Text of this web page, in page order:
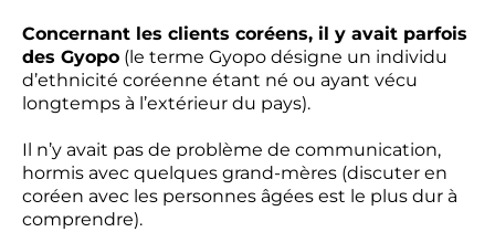
Concernant les clients coréens, il y avait parfois
des Gyopo (le terme Gyopo désigne un individu
d’ethnicité coréenne étant né ou ayant vécu
longtemps à l’extérieur du pays).
Il n’y avait pas de problème de communication,
hormis avec quelques grand-mères (discuter en
coréen avec les personnes âgées est le plus dur à
comprendre).